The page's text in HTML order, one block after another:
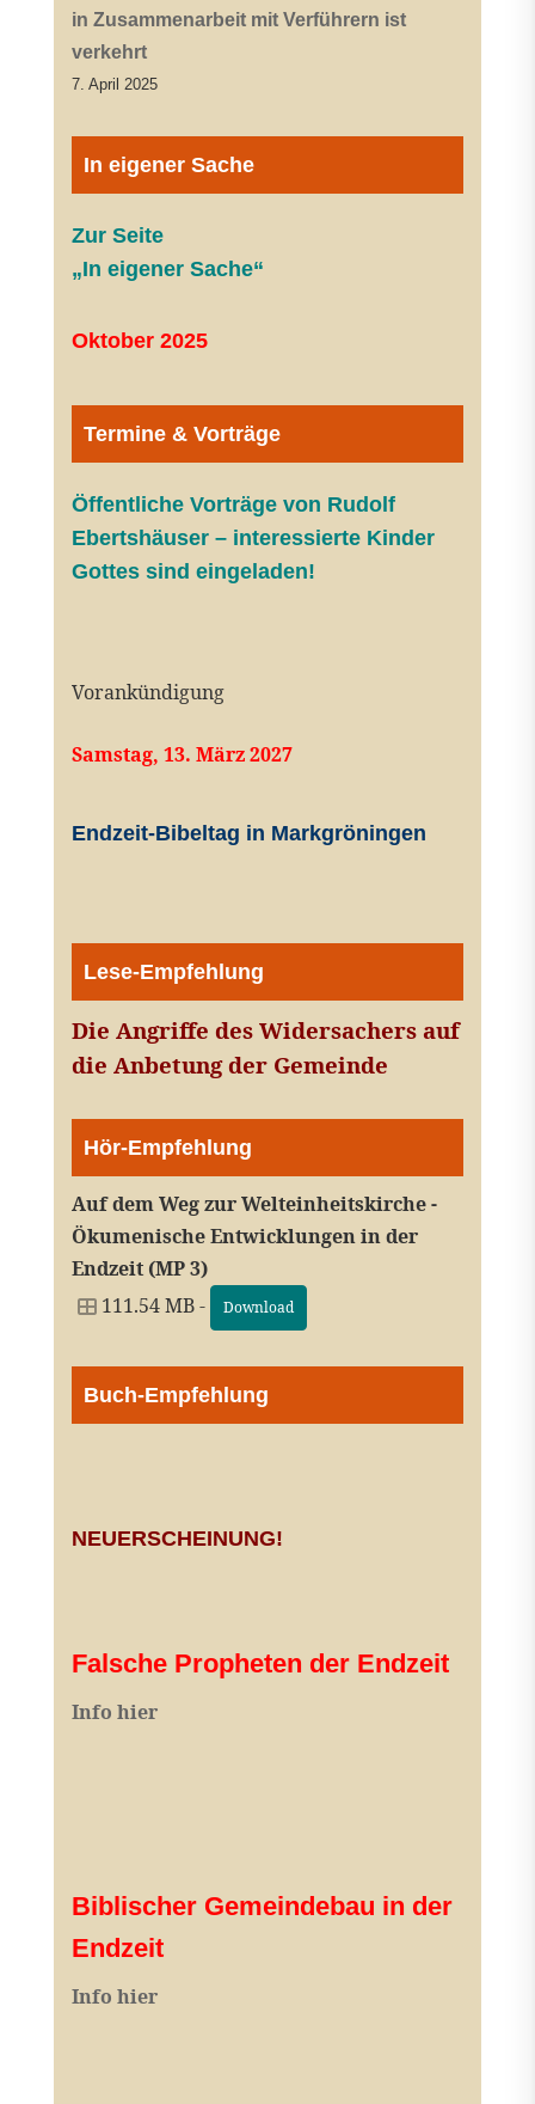
in Zusammenarbeit mit Verführern ist
verkehrt
7. April 2025
In eigener Sache
Zur Seite
„In eigener Sache“
Oktober 2025
Termine & Vorträge
Öffentliche Vorträge von Rudolf
Ebertshäuser – interessierte Kinder
Gottes sind eingeladen!
Vorankündigung
Samstag, 13. März 2027
Endzeit-Bibeltag in Markgröningen
Lese-Empfehlung
Die Angriffe des Widersachers auf
die Anbetung der Gemeinde
Hör-Empfehlung
Auf dem Weg zur Welteinheitskirche -
Ökumenische Entwicklungen in der
Endzeit (MP 3)
111.54 MB -
Download
Buch-Empfehlung
NEUERSCHEINUNG!
Falsche Propheten der Endzeit
Info hier
Biblischer Gemeindebau in der
Endzeit
Info hier